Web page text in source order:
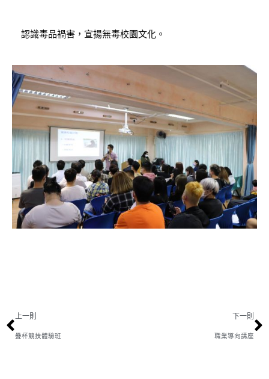
認識毒品禍害，宣揚無毒校園文化。
上一則
疊杯競技體驗班
下一則
職業導向講座